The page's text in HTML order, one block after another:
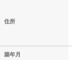
住所
築年月